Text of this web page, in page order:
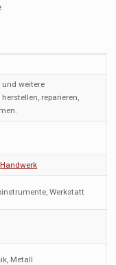
und weitere
reparieren,
Handwerk
Werkstatt
Metall